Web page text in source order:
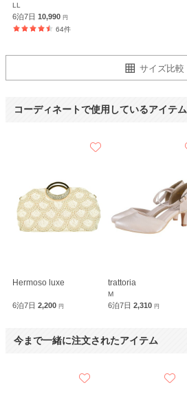
LL
6泊7日 10,990 円
64件
サイズ比較
コーディネートで使用しているアイテム
Hermoso luxe
6泊7日 2,200 円
trattoria
M
6泊7日 2,310 円
今まで一緒に注文されたアイテム